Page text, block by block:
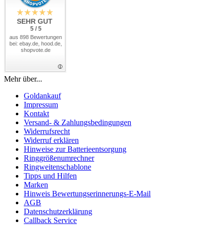
SEHR GUT
5 / 5
aus 898 Bewertungen
bei: ebay.de, hood.de,
shopvote.de
Mehr über...
Goldankauf
Impressum
Kontakt
Versand- & Zahlungsbedingungen
Widerrufsrecht
Widerruf erklären
Hinweise zur Batterieentsorgung
Ringgrößenumrechner
Ringweitenschablone
Tipps und Hilfen
Marken
Hinweis Bewertungserinnerungs-E-Mail
AGB
Datenschutzerklärung
Callback Service